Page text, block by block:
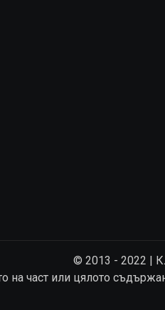
© 2013 - 2022 |
на част или цялото